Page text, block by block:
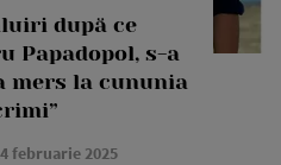
după ce
Papadopol, s-a
mers la cununia
februarie 2025